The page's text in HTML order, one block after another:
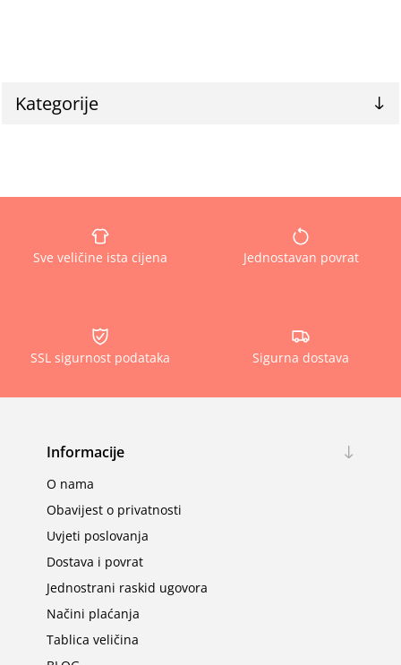
Kategorije
Sve veličine ista cijena Jednostavan povrat
SSL sigurnost podataka Sigurna dostava
Informacije
O nama
Obavijest o privatnosti
Uvjeti poslovanja
Dostava i povrat
Jednostrani raskid ugovora
Načini plaćanja
Tablica veličina